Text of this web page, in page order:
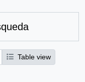
Table view